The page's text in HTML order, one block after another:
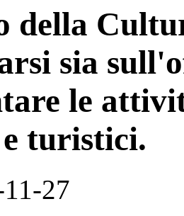
della
sia
le
turistici.
27